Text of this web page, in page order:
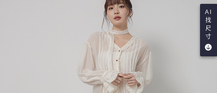
AI
找
尺
寸